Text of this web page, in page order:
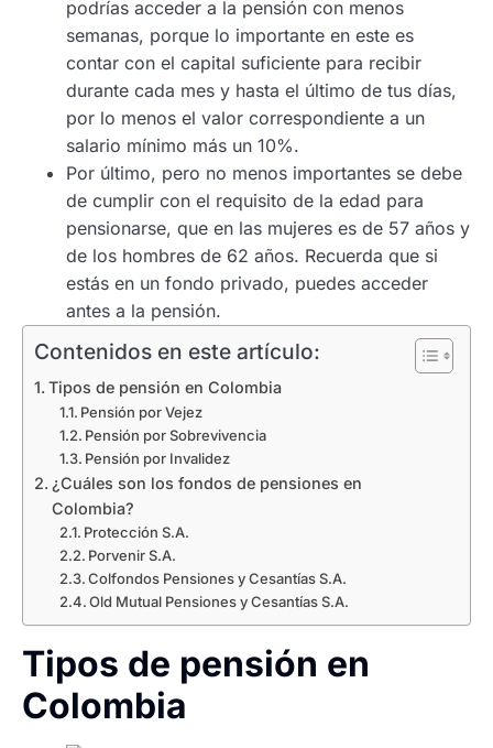
podrías acceder a la pensión con menos
semanas, porque lo importante en este es
contar con el capital suficiente para recibir
durante cada mes y hasta el último de tus días,
por lo menos el valor correspondiente a un
salario mínimo más un 10%.
Por último, pero no menos importantes se debe
de cumplir con el requisito de la edad para
pensionarse, que en las mujeres es de 57 años y
de los hombres de 62 años. Recuerda que si
estás en un fondo privado, puedes acceder
antes a la pensión.
Contenidos en este artículo:
Tipos de pensión en Colombia
Pensión por Vejez
Pensión por Sobrevivencia
Pensión por Invalidez
¿Cuáles son los fondos de pensiones en
Colombia?
Protección S.A.
Porvenir S.A.
Colfondos Pensiones y Cesantías S.A.
Old Mutual Pensiones y Cesantías S.A.
Tipos de pensión en
Colombia